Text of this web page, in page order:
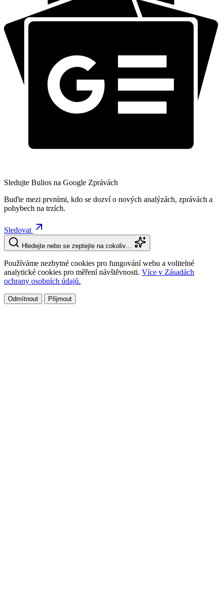
Sledujte Bulios na Google Zprávách
Buďte mezi prvními, kdo se dozví o nových analýzách, zprávách a
pohybech na trzích.
Sledovat
Hledejte nebo se zeptejte na cokoliv…
Používáme nezbytné cookies pro fungování webu a volitelné
analytické cookies pro měření návštěvnosti. Více v Zásadách
ochrany osobních údajů.
Odmítnout Přijmout